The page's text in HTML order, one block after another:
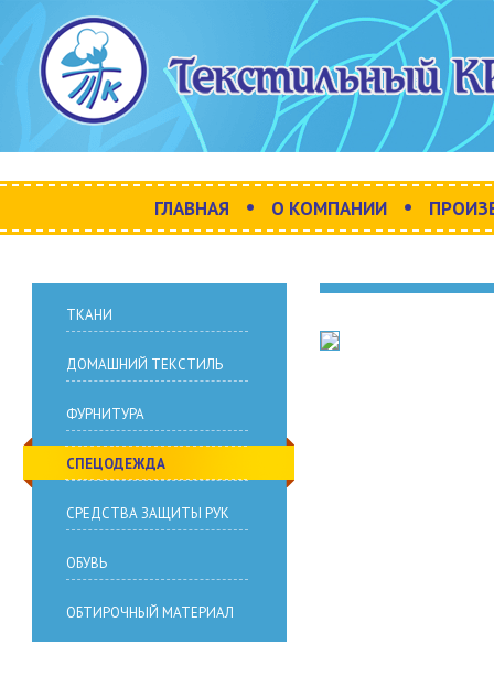
ГЛАВНАЯ • О КОМПАНИИ •
ТКАНИ
ДОМАШНИЙ ТЕКСТИЛЬ
ФУРНИТУРА
СПЕЦОДЕЖДА
СРЕДСТВА ЗАЩИТЫ РУК
ОБУВЬ
ОБТИРОЧНЫЙ МАТЕРИАЛ